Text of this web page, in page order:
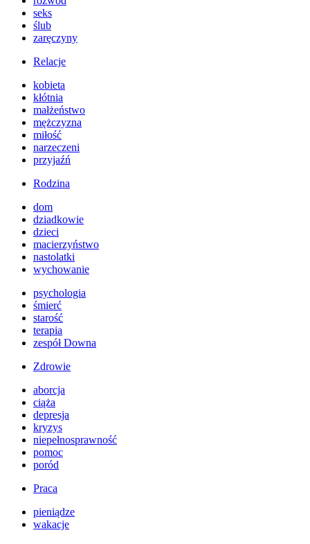
seks
ślub
zaręczyny
Relacje
kobieta
kłótnia
małżeństwo
mężczyzna
miłość
narzeczeni
przyjaźń
Rodzina
dom
dziadkowie
dzieci
macierzyństwo
nastolatki
wychowanie
psychologia
śmierć
starość
terapia
zespół Downa
Zdrowie
aborcja
ciąża
depresja
kryzys
niepełnosprawność
pomoc
poród
Praca
pieniądze
wakacje